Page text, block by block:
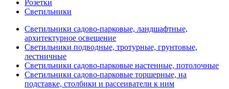
Розетки
Светильники
Светильники садово-парковые, ландшафтные,
архитектурное освещение
Светильники подводные, тротурные, грунтовые,
лестничные
Светильники садово-парковые настенные, потолочные
Светильники садово-парковые торшерные, на
подставке, столбики и рассеиватели к ним